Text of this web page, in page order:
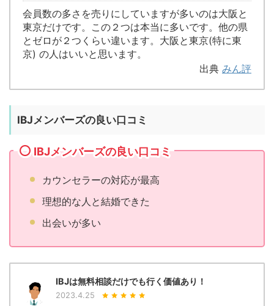
会員数の多さを売りにしていますが多いのは大阪と
東京だけです。この２つは本当に多いです。他の県
とゼロが２つくらい違います。大阪と東京(特に東
京) の人はいいと思います。
出典 みん評
IBJメンバーズの良い口コミ
IBJメンバーズの良い口コミ
カウンセラーの対応が最高
理想的な人と結婚できた
出会いが多い
IBJは無料相談だけでも行く価値あり！
2023.4.25